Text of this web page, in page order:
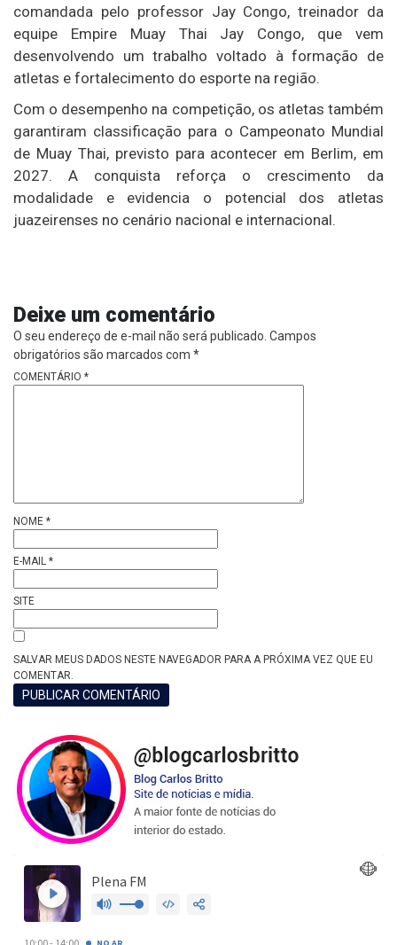
comandada pelo professor Jay Congo, treinador da
equipe Empire Muay Thai Jay Congo, que vem
desenvolvendo um trabalho voltado à formação de
atletas e fortalecimento do esporte na região.
Com o desempenho na competição, os atletas também
garantiram classificação para o Campeonato Mundial
de Muay Thai, previsto para acontecer em Berlim, em
2027. A conquista reforça o crescimento da
modalidade e evidencia o potencial dos atletas
juazeirenses no cenário nacional e internacional.
Deixe um comentário
O seu endereço de e-mail não será publicado. Campos
obrigatórios são marcados com *
COMENTÁRIO *
NOME *
E-MAIL *
SITE
SALVAR MEUS DADOS NESTE NAVEGADOR PARA A PRÓXIMA VEZ QUE EU
COMENTAR.